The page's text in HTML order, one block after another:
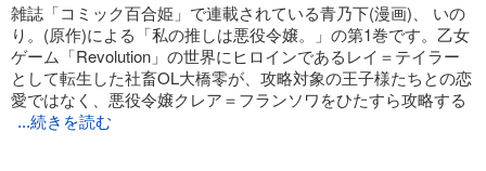
雑誌「コミック百合姫」で連載されている青乃下(漫画)、 いの
り。(原作)による「私の推しは悪役令嬢。」の第1巻です。乙女
ゲーム「Revolution」の世界にヒロインであるレイ＝テイラー
として転生した社畜OL大橋零が、攻略対象の王子様たちとの恋
愛ではなく、悪役令嬢クレア＝フランソワをひたすら攻略する
...続きを読む